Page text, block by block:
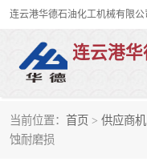
当前位置： 首页 > 供应商机
蚀耐磨损
陆用流体装卸臂